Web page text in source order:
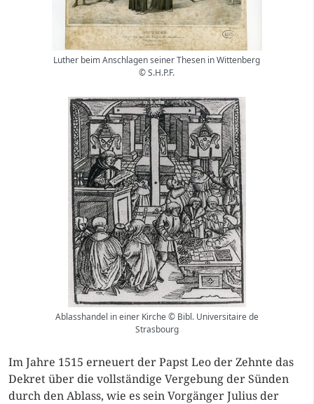
Luther beim Anschlagen seiner Thesen in Wittenberg
© S.H.P.F.
Ablasshandel in einer Kirche © Bibl. Universitaire de
Strasbourg
Im Jahre 1515 erneuert der Papst Leo der Zehnte das
Dekret über die vollständige Vergebung der Sünden
durch den Ablass, wie es sein Vorgänger Julius der